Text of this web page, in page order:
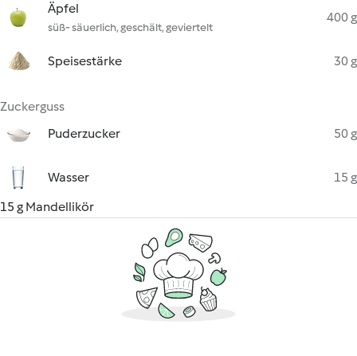
Äpfel
süß- säuerlich, geschält, geviertelt
400 g
Speisestärke 30 g
Zuckerguss
Puderzucker
50 g
Wasser
15 g
15 g Mandellikör